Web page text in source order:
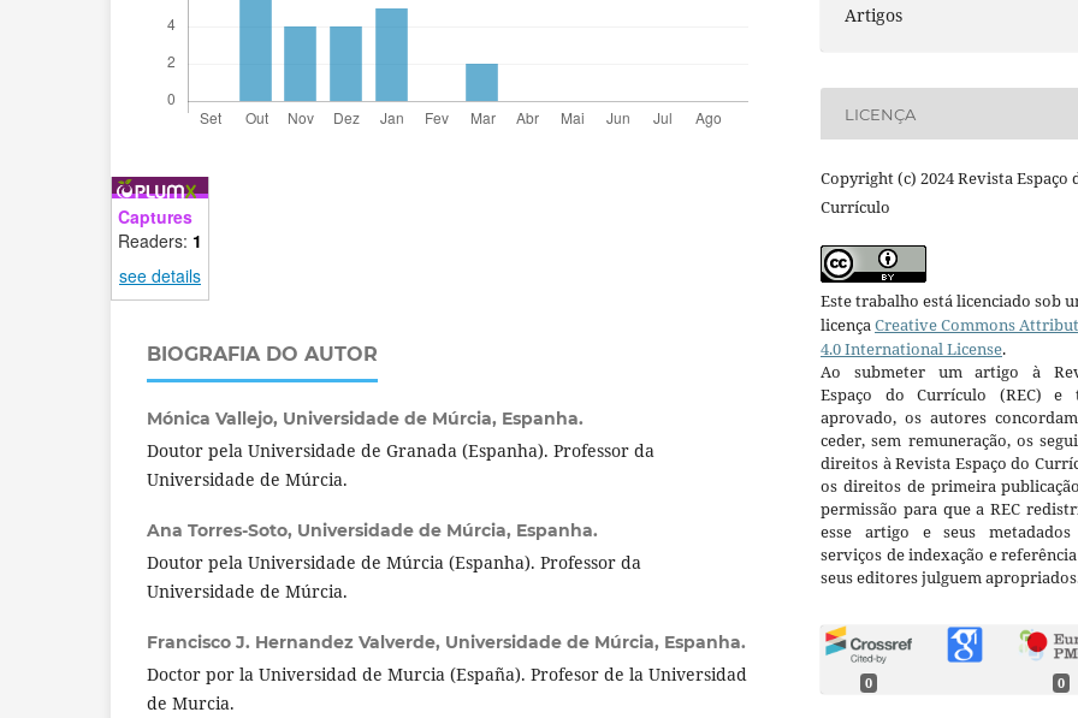
Captures
Readers: 1
see details
BIOGRAFIA DO AUTOR
Mónica Vallejo, Universidade de Múrcia, Espanha.
Doutor pela Universidade de Granada (Espanha). Professor da
Universidade de Múrcia.
Ana Torres-Soto, Universidade de Múrcia, Espanha.
Doutor pela Universidade de Múrcia (Espanha). Professor da
Universidade de Múrcia.
Francisco J. Hernandez Valverde, Universidade de Múrcia, Espanha.
Doctor por la Universidad de Murcia (España). Profesor de la Universidad
de Murcia.
Artigos
LICENÇA
Copyright (c) 2024 Revista Espaço
Currículo
Este trabalho está licenciado sob
licençaCreative Commons
4.0 International License.
Ao submeter um artigo à
Espaço do Currículo (REC) e
aprovado, os autores
ceder, sem remuneração, os
direitos à Revista Espaço do
os direitos de primeira
permissão para que a REC
esse artigo e seus metadados
serviços de indexação e
seus editores julguem
0 0